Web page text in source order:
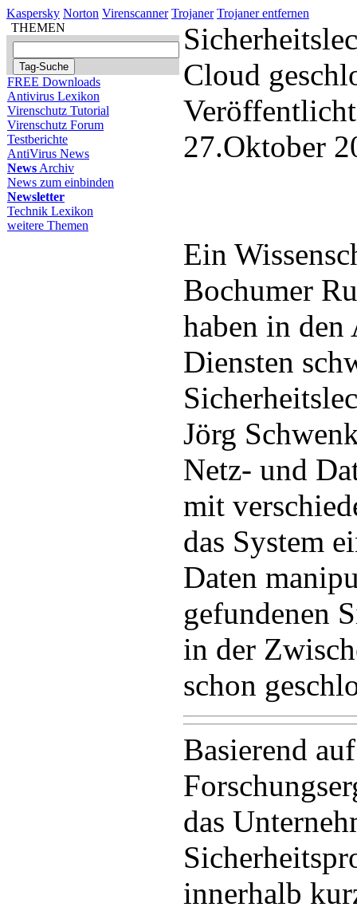
Kaspersky Norton Virenscanner Trojaner Trojaner entfernen
THEMEN
FREE Downloads
Antivirus Lexikon
Virenschutz Tutorial
Virenschutz Forum
Testberichte
AntiVirus News
News Archiv
News zum einbinden
Newsletter
Technik Lexikon
weitere Themen
Cloud
27.Oktober
Ein
Bochumer
haben in
Diensten
Jörg
Netz- und
mit
das System
Daten
gefundenen
in der
schon
Basierend
das
innerhalb